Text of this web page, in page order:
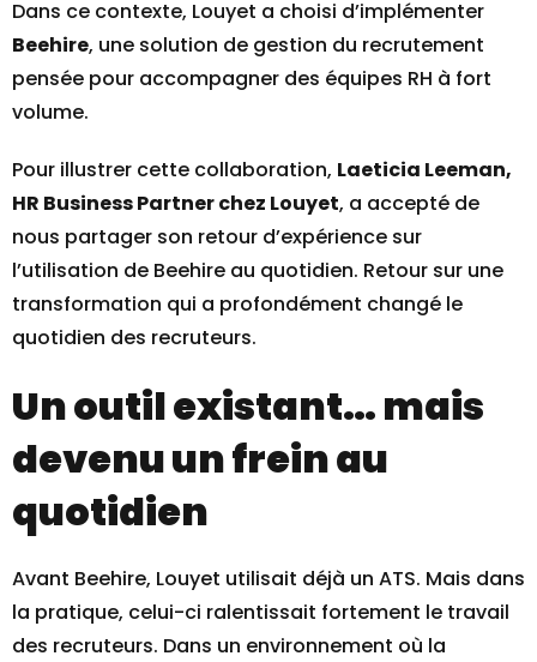
Dans ce contexte, Louyet a choisi d’implémenter
Beehire, une solution de gestion du recrutement
pensée pour accompagner des équipes RH à fort
volume.
Pour illustrer cette collaboration, Laeticia Leeman,
HR Business Partnerchez Louyet, a accepté de
nous partager son retour d’expérience sur
l’utilisation de Beehire au quotidien. Retour sur une
transformation qui a profondément changé le
quotidien des recruteurs.
Un outil existant… mais
devenu un frein au
quotidien
Avant Beehire, Louyet utilisait déjà un ATS. Mais dans
la pratique, celui-ci ralentissait fortement le travail
des recruteurs. Dans un environnement où la